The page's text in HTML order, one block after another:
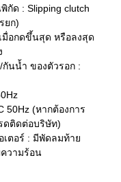
กัด : Slipping clutch
ยก)
อกดขึ้นสุด หรือลงสุด
นน้ำ ของตัวรอก :
50Hz (หากต้องการ
ดติดต่อบริษัท)
เตอร์ : มีพัดลมท้าย
ความร้อน